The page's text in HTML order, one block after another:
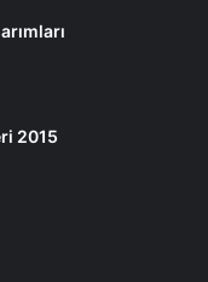
uzun vadede
Çözüm
2015